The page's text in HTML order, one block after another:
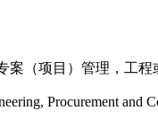
（项目）管理，工程
Procurement and